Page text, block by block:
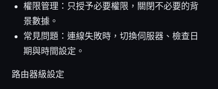
權限管理：只授予必要權限，關閉不必要的背
景數據。
常見問題：連線失敗時，切換伺服器、檢查日
期與時間設定。
路由器級設定